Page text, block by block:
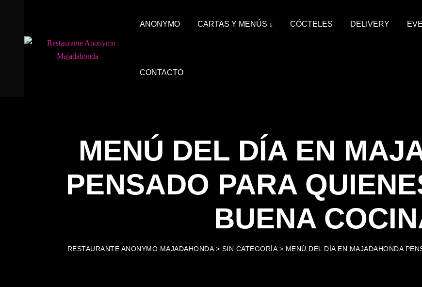
ANONYMO CARTAS Y MENÚS CÓCTELES DELIVERY
CONTACTO
MENÚ DEL DÍA EN
PENSADO PARA
BUENA
RESTAURANTE ANONYMO MAJADAHONDA> SIN CATEGORÍA> MENÚ DEL DÍA EN MAJADAHONDA